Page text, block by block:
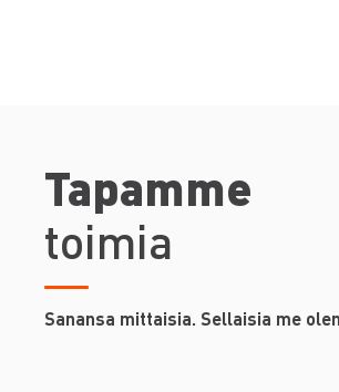
Tapamme
toimia
Sanansa mittaisia. Sellaisia me